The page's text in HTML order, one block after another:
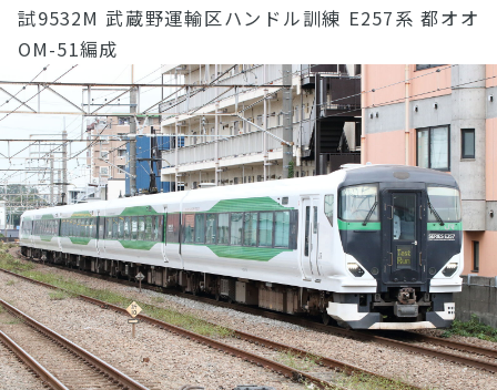
試9532M 武蔵野運輸区ハンドル訓練 E257系 都オオ
OM-51編成